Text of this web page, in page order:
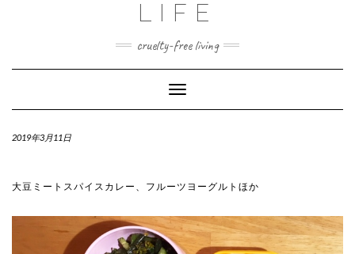
CONTACT
LIFE
cruelty-free living
Toggle
Navigation
2019年3月11日
大豆ミートスパイスカレー、フルーツヨーグルトほか